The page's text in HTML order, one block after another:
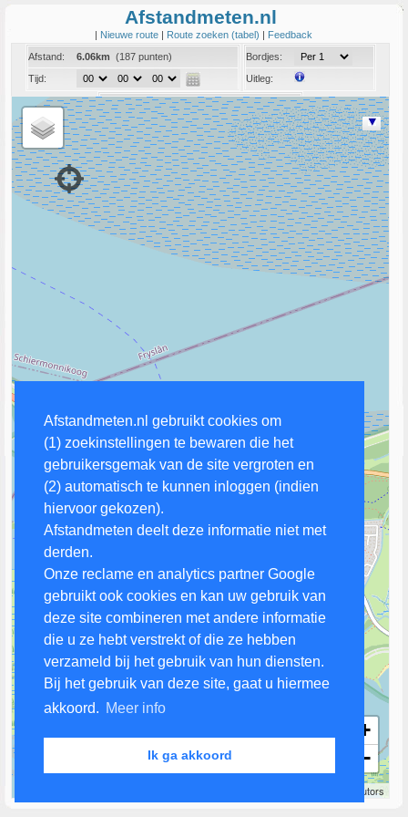
Afstandmeten.nl gebruikt cookies om
(1) zoekinstellingen te bewaren die het
gebruikersgemak van de site vergroten en
(2) automatisch te kunnen inloggen (indien
hiervoor gekozen).
Afstandmeten deelt deze informatie niet met
derden.
Onze reclame en analytics partner Google
gebruikt ook cookies en kan uw gebruik van
deze site combineren met andere informatie
die u ze hebt verstrekt of die ze hebben
verzameld bij het gebruik van hun diensten.
Bij het gebruik van deze site, gaat u hiermee
akkoord. Meer info
Ik ga akkoord
Afstandmeten.nl
| Nieuwe route | Route zoeken (tabel) | Feedback
Afstand:
6.06km (187 punten)
Tijd:
Bordjes:
Uitleg:
Coord:
Info:Link naar deze route
+
−
contributors